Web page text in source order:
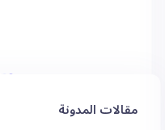
مقالات المدونة